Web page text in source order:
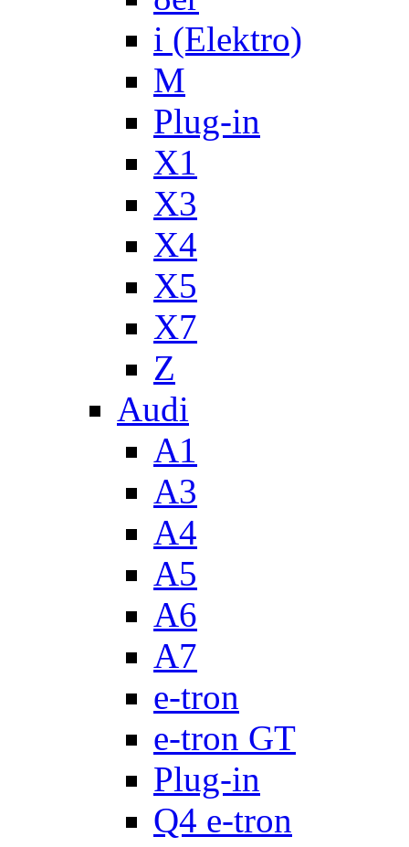
i (Elektro)
M
Plug-in
X1
X3
X4
X5
X7
Z
Audi
A1
A3
A4
A5
A6
A7
e-tron
e-tron GT
Plug-in
Q4 e-tron